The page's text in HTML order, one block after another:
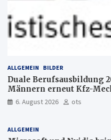
ALLGEMEIN BILDER
Duale Berufsausbildung
Männern erneut Kfz-
medizinische
6. August 2026 ots
ALLGEMEIN